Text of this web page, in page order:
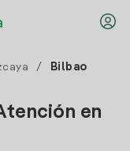
/ Bilbao
en